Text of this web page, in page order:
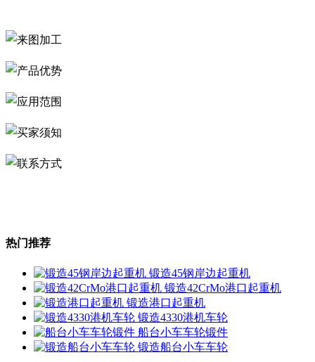
热门推荐
锻造45钢岸边起重机
锻造42CrMo港口起重机
锻造港口起重机
锻造4330港机车轮
船台小车车轮锻件
锻造船台小车车轮